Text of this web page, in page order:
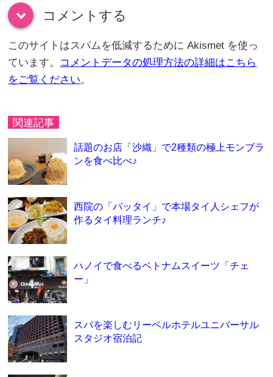
down コメントする
このサイトはスパムを低減するために Akismet を使っ
ています。 コメントデータの処理方法の詳細はこちら
をご覧ください。
関連記事
話題のお店「沙織」で2種類の極上モンブラ
ンを食べ比べ♪
西院の「パッタイ」で本場タイ人シェフが
作るタイ料理ランチ♪
ハノイで食べるベトナムスイーツ「チェ
ー」
スパを楽しむリーベルホテルユニバーサル
スタジオ宿泊記